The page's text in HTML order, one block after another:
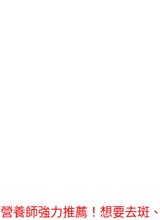
營養師強力推薦！想要去斑